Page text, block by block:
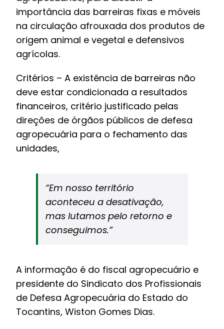
importância das barreiras fixas e móveis
na circulação afrouxada dos produtos de
origem animal e vegetal e defensivos
agrícolas.
Critérios – A existência de barreiras não
deve estar condicionada a resultados
financeiros, critério justificado pelas
direções de órgãos públicos de defesa
agropecuária para o fechamento das
unidades,
“Em nosso território
aconteceu a desativação,
mas lutamos pelo retorno e
conseguimos.”
A informação é do fiscal agropecuário e
presidente do Sindicato dos Profissionais
de Defesa Agropecuária do Estado do
Tocantins, Wiston Gomes Dias.